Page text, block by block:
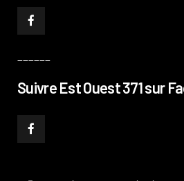
Suivre Est Ouest 371 sur